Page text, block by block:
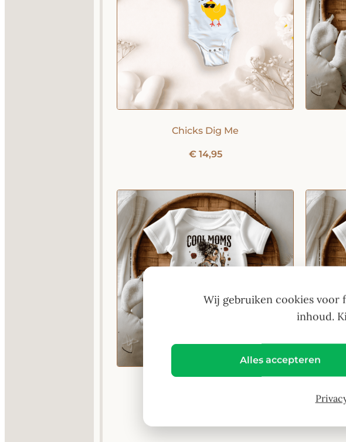
Chicks Dig Me
€14,95
Wij gebruiken cookies voor
inhoud.
Alles accepteren